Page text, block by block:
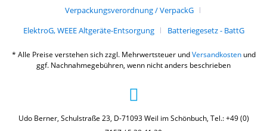
Verpackungsverordnung / VerpackG
ElektroG, WEEE Altgeräte-Entsorgung
Batteriegesetz - BattG
* Alle Preise verstehen sich zzgl. Mehrwertsteuer undVersandkostenund
ggf. Nachnahmegebühren, wenn nicht anders beschrieben
Udo Berner, Schulstraße 23, D-71093 Weil im Schönbuch, Tel.: +49 (0)